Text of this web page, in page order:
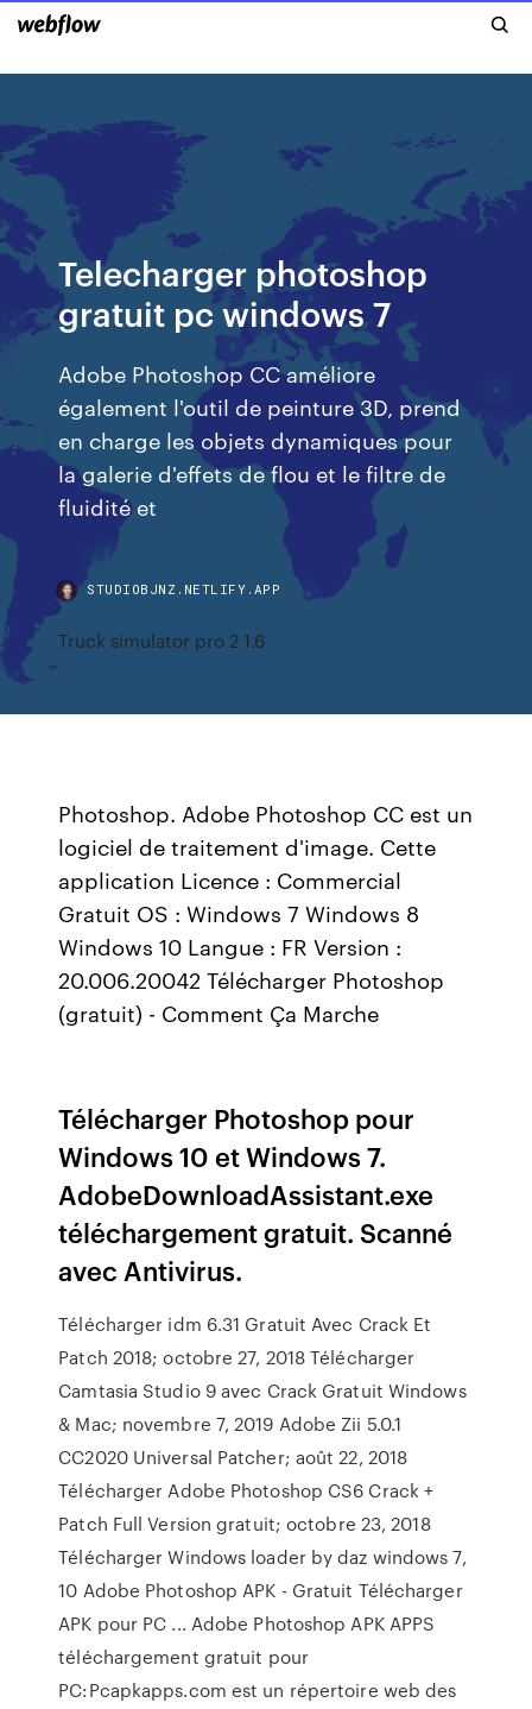
Telecharger photoshop
gratuit pc windows 7
Adobe Photoshop CC améliore
également l'outil de peinture 3D, prend
en charge les objets dynamiques pour
la galerie d'effets de flou et le filtre de
fluidité et
STUDIOBJNZ.NETLIFY.APP
Truck simulator pro 2 1.6
Photoshop. Adobe Photoshop CC est un
logiciel de traitement d'image. Cette
application Licence : Commercial
Gratuit OS : Windows 7 Windows 8
Windows 10 Langue : FR Version :
20.006.20042 Télécharger Photoshop
(gratuit) - Comment Ça Marche
Télécharger Photoshop pour
Windows 10 et Windows 7.
AdobeDownloadAssistant.exe
téléchargement gratuit. Scanné
avec Antivirus.
Télécharger idm 6.31 Gratuit Avec Crack Et
Patch 2018; octobre 27, 2018 Télécharger
Camtasia Studio 9 avec Crack Gratuit Windows
& Mac; novembre 7, 2019 Adobe Zii 5.0.1
CC2020 Universal Patcher; août 22, 2018
Télécharger Adobe Photoshop CS6 Crack +
Patch Full Version gratuit; octobre 23, 2018
Télécharger Windows loader by daz windows 7,
10 Adobe Photoshop APK - Gratuit Télécharger
APK pour PC ... Adobe Photoshop APK APPS
téléchargement gratuit pour
PC:Pcapkapps.com est un répertoire web des